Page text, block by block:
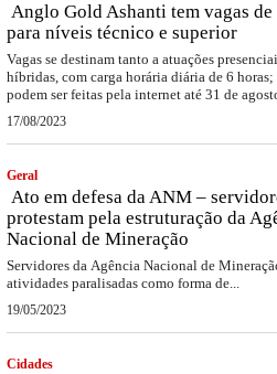
Anglo Gold Ashanti tem vagas de
para níveis técnico e superior
Vagas se destinam tanto a atuações
híbridas, com carga horária diária de 6
podem ser feitas pela internet até 31 de
17/08/2023
Geral
Ato em defesa da ANM –
protestam pela estruturação da
Nacional de Mineração
Servidores da Agência Nacional de
atividades paralisadas como forma de...
19/05/2023
Cidades